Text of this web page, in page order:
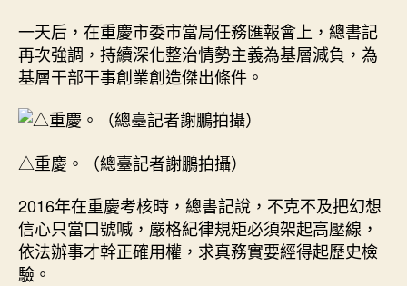
一天后，在重慶市委市當局任務匯報會上，總書記
再次強調，持續深化整治情勢主義為基層減負，為
基層干部干事創業創造傑出條件。
△重慶。（總臺記者謝鵬拍攝）
2016年在重慶考核時，總書記說，不克不及把幻想
信心只當口號喊，嚴格紀律規矩必須架起高壓線，
依法辦事才幹正確用權，求真務實要經得起歷史檢
驗。